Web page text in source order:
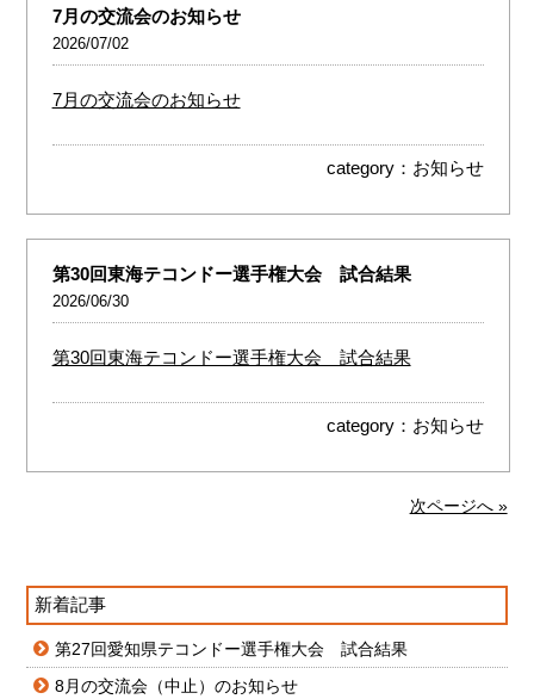
7月の交流会のお知らせ
2026/07/02
7月の交流会のお知らせ
category： お知らせ
第30回東海テコンドー選手権大会 試合結果
2026/06/30
第30回東海テコンドー選手権大会 試合結果
category： お知らせ
次ページへ »
新着記事
第27回愛知県テコンドー選手権大会 試合結果
8月の交流会（中止）のお知らせ